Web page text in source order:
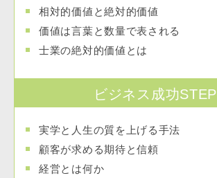
相対的価値と絶対的価値
価値は言葉と数量で表される
士業の絶対的価値とは
ビジネス成功STEP
実学と人生の質を上げる手法
顧客が求める期待と信頼
経営とは何か